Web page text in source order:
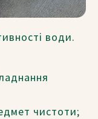
води.
чистоти;